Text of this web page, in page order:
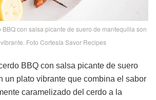
con salsa picante de suero de mantequilla son
Foto Cortesía Savor Recipes
BBQ con salsa picante de suero
un plato vibrante que combina el sabor
caramelizado del cerdo a la